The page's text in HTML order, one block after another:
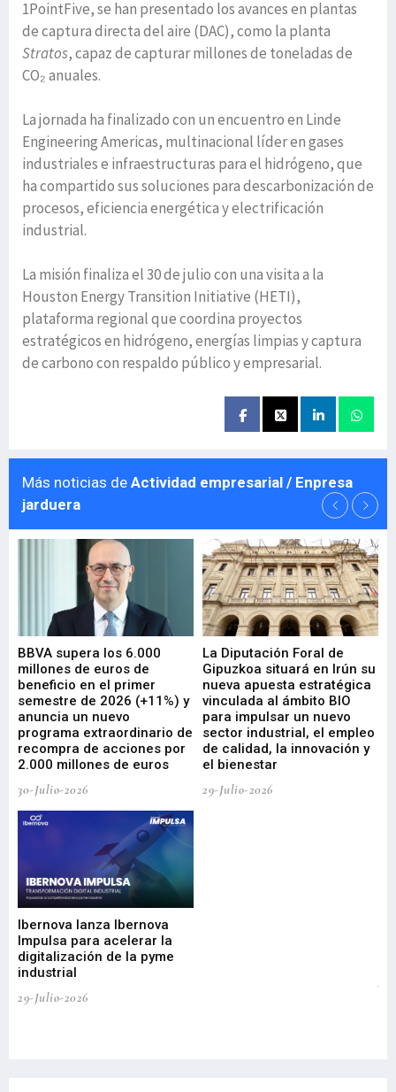
1PointFive, se han presentado los avances en plantas
de captura directa del aire (DAC), como la planta
Stratos, capaz de capturar millones de toneladas de
CO₂ anuales.
La jornada ha finalizado con un encuentro en Linde
Engineering Americas, multinacional líder en gases
industriales e infraestructuras para el hidrógeno, que
ha compartido sus soluciones para descarbonización de
procesos, eficiencia energética y electrificación
industrial.
La misión finaliza el 30 de julio con una visita a la
Houston Energy Transition Initiative (HETI),
plataforma regional que coordina proyectos
estratégicos en hidrógeno, energías limpias y captura
de carbono con respaldo público y empresarial.
Más noticias de Actividad empresarial / Enpresa
jarduera
BBVA supera los 6.000
millones de euros de
beneficio en el primer
semestre de 2026 (+11%) y
anuncia un nuevo
programa extraordinario de
recompra de acciones por
2.000 millones de euros
30-Julio-2026
La Diputación Foral de
Gipuzkoa situará en Irún su
nueva apuesta estratégica
vinculada al ámbito BIO
para impulsar un nuevo
sector industrial, el empleo
de calidad, la innovación y
el bienestar
29-Julio-2026
Ibernova lanza Ibernova
Impulsa para acelerar la
digitalización de la pyme
industrial
29-Julio-2026